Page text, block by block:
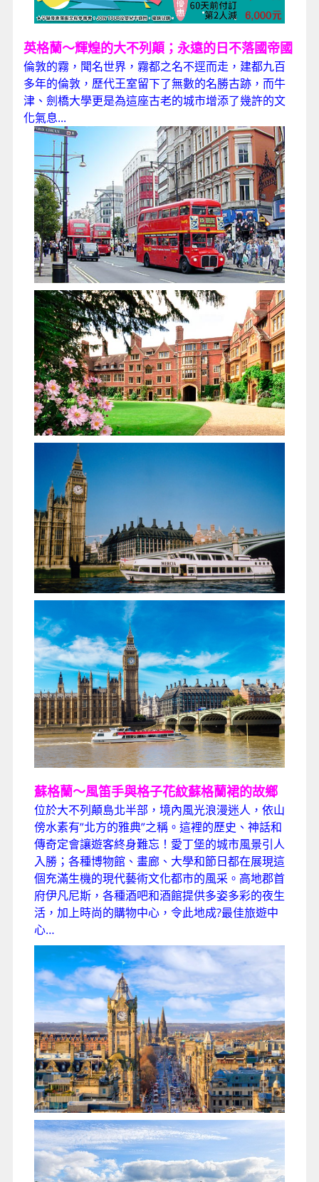
英格蘭～輝煌的大不列顛；永遠的日不落國帝國
倫敦的霧，聞名世界，霧都之名不逕而走，建都九百
多年的倫敦，歷代王室留下了無數的名勝古跡，而牛
津、劍橋大學更是為這座古老的城市增添了幾許的文
化氣息...
蘇格蘭～風笛手與格子花紋蘇格蘭裙的故鄉
位於大不列顛島北半部，境內風光浪漫迷人，依山
傍水素有”北方的雅典”之稱。這裡的歷史、神話和
傳奇定會讓遊客終身難忘！愛丁堡的城市風景引人
入勝；各種博物館、畫廊、大學和節日都在展現這
個充滿生機的現代藝術文化都市的風采。高地郡首
府伊凡尼斯，各種酒吧和酒館提供多姿多彩的夜生
活，加上時尚的購物中心，令此地成?最佳旅遊中
心…